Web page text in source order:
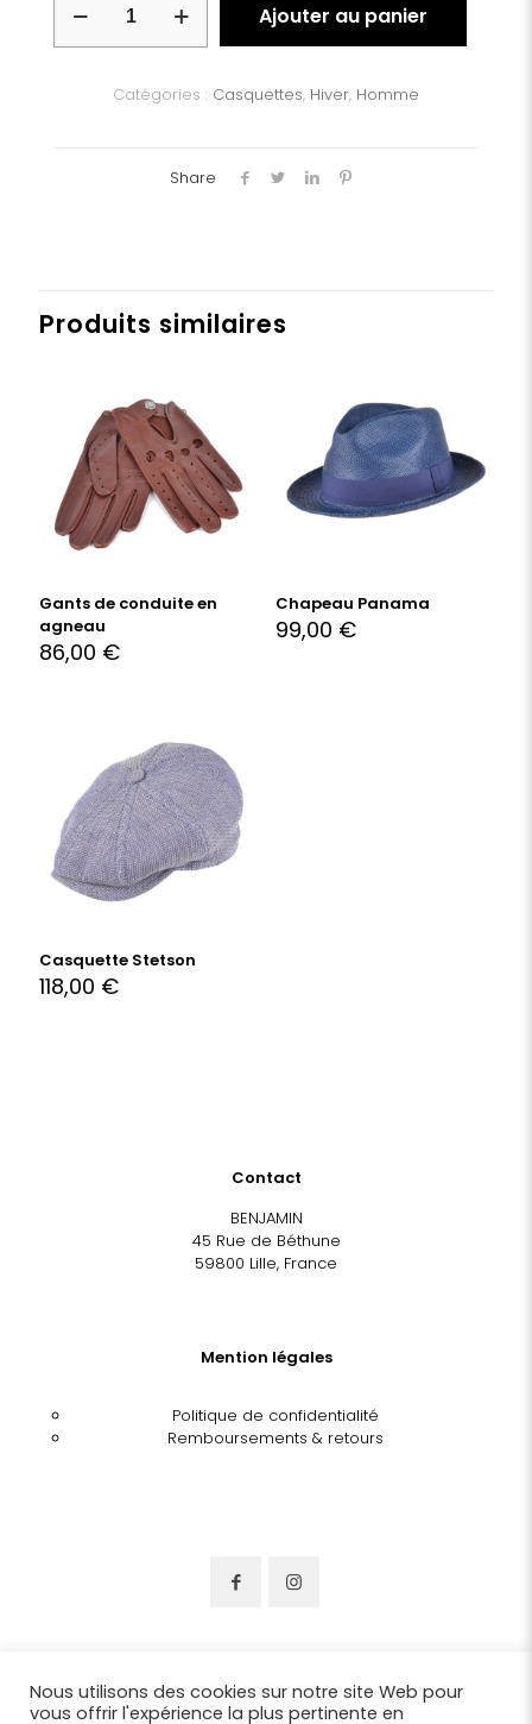
membrane
Ajouter au panier
Catégories : Casquettes, Hiver, Homme
Share
Produits similaires
Gants de conduite en
agneau
86,00 €
Chapeau Panama
99,00 €
Casquette Stetson
118,00 €
Contact
BENJAMIN
45 Rue de Béthune
59800 Lille, France
Mention légales
Politique de confidentialité
Remboursements & retours
Nous utilisons des cookies sur notre site Web pour
vous offrir l'expérience la plus pertinente en